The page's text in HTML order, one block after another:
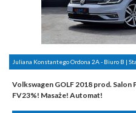
Juliana Konstantego Ordona 2A - Biuro B |
Volkswagen GOLF 2018 prod.
FV23%! Masaże! Automat!